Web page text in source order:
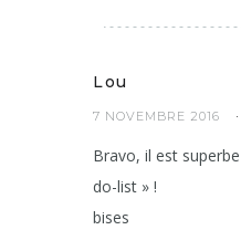
Lou
7 NOVEMBRE 2016
Bravo, il est
do-list » !
bises